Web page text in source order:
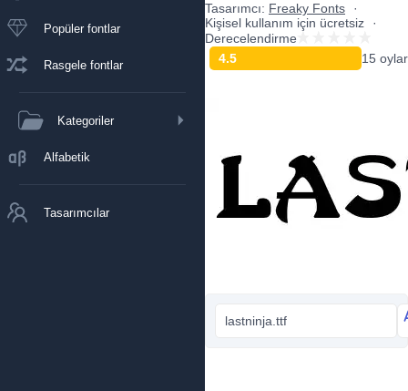
Popüler fontlar
Rasgele fontlar
Kategoriler
Alfabetik
Tasarımcılar
Tasarımcı: Freaky Fonts
Kişisel kullanım için ücretsiz
Derecelendirme
4.5
15 oylar
lastninja.ttf